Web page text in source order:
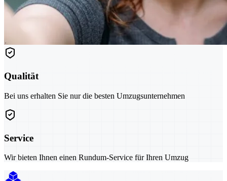
Qualität
Bei uns erhalten Sie nur die besten Umzugsunternehmen
Service
Wir bieten Ihnen einen Rundum-Service für Ihren Umzug